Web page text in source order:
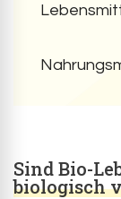
Sind Bio-
biologisch